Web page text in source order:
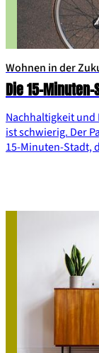
Wohnen in der
Die 15-Minuten-
Nachhaltigkeit
ist schwierig. Der
15-Minuten-Stadt,